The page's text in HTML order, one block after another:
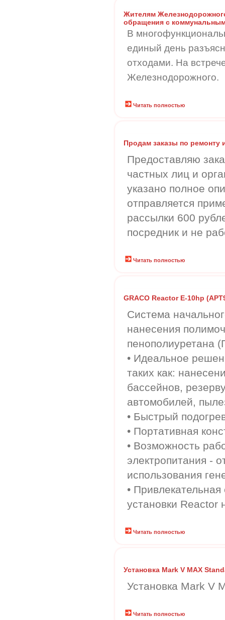
Жителям
обращения с
В
единый день
отходами. На
Железнодорожного.
Читать полностью
Продам заказы по ремонту
Предоставляю
частных лиц и
указано полное
отправляется
рассылки 600
посредник и не
Читать полностью
GRACO Reactor E-10hp
Система
нанесения
пенополиуретана
• Идеальное
таких как:
бассейнов,
автомобилей,
• Быстрый
• Портативная
• Возможность
электропитания -
использования
•
установки Reactor
Читать полностью
Установка Mark V MAX
Установка Mark V
Читать полностью